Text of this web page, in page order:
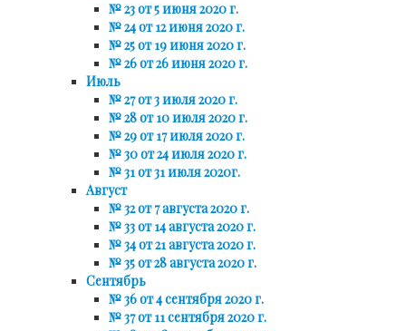
№ 23 от 5 июня 2020 г.
№ 24 от 12 июня 2020 г.
№ 25 от 19 июня 2020 г.
№ 26 от 26 июня 2020 г.
Июль
№ 27 от 3 июля 2020 г.
№ 28 от 10 июля 2020 г.
№ 29 от 17 июля 2020 г.
№ 30 от 24 июля 2020 г.
№ 31 от 31 июля 2020г.
Август
№ 32 от 7 августа 2020 г.
№ 33 от 14 августа 2020 г.
№ 34 от 21 августа 2020 г.
№ 35 от 28 августа 2020 г.
Сентябрь
№ 36 от 4 сентября 2020 г.
№ 37 от 11 сентября 2020 г.